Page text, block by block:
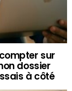
sur
dossier
à côté